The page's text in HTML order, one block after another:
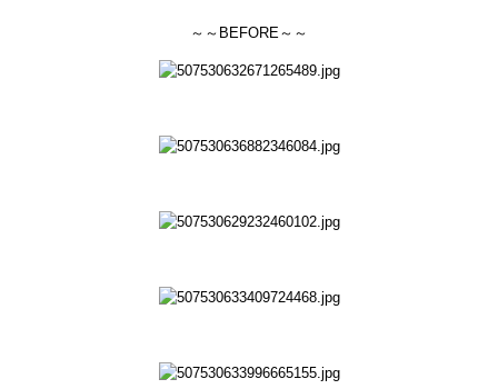
～～BEFORE～～